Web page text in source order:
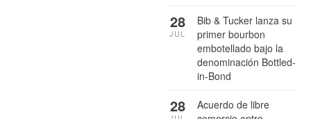
Bib & Tucker lanza su
primer bourbon
embotellado bajo la
denominación Bottled-
in-Bond
28
JUL
Acuerdo de libre
28